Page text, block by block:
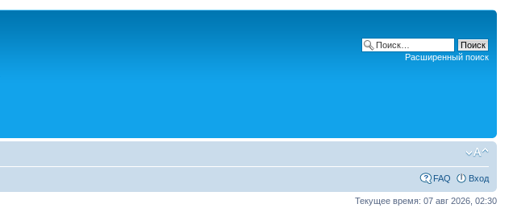
Расширенный поиск
FAQ Вход
Текущее время: 07 авг 2026, 02:30